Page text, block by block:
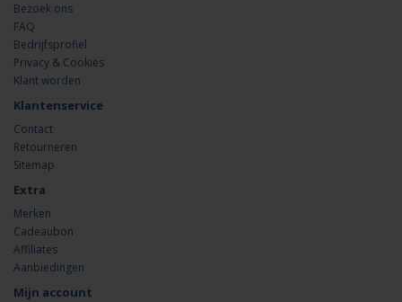
Bezoek ons
FAQ
Bedrijfsprofiel
Privacy & Cookies
Klant worden
Klantenservice
Contact
Retourneren
Sitemap
Extra
Merken
Cadeaubon
Affiliates
Aanbiedingen
Mijn account